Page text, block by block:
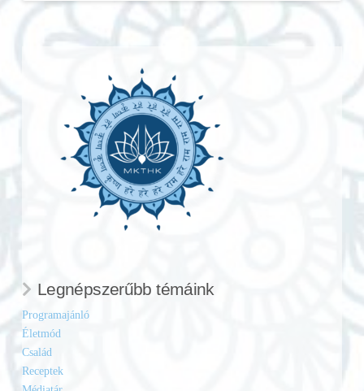
Legnépszerűbb témáink
Programajánló
Életmód
Család
Receptek